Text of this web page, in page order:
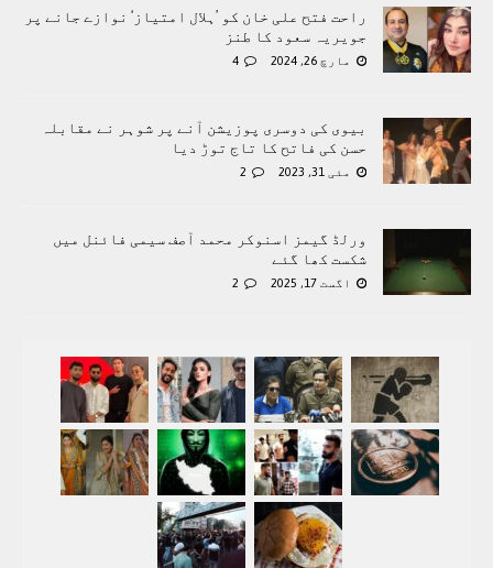
راحت فتح علی خان کو ’ہلال امتیاز‘ نوازے جانے پر
جویریہ سعود کا طنز
مارچ 26, 2024 4
بیوی کی دوسری پوزیشن آنے پر شوہر نے مقابلہ
حسن کی فاتح کا تاج توڑ دیا
مئی 31, 2023 2
ورلڈ گیمز اسنوکر محمد آصف سیمی فائنل میں
شکست کھا گئے
اگست 17, 2025 2